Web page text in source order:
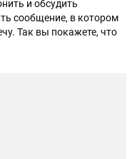
и обсудить
сообщение, в котором
Так вы покажете, что